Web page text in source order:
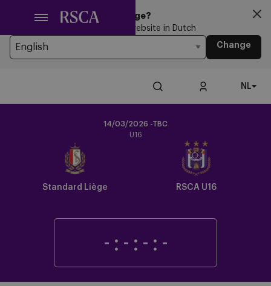
hoofdinhoud
Looking for another Language?
You’re currently browsing the website in Dutch
Change
NL
14/03/2026 -TBC
U16
Standard Liège
Crest
Dark
RSCA U16
- : - : - : -